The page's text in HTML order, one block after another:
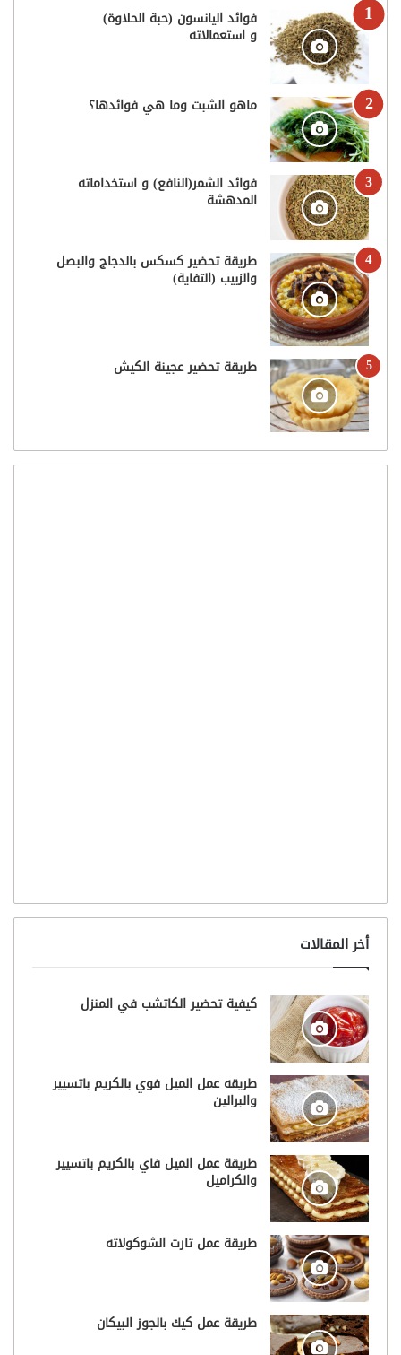
فوائد اليانسون (حبة الحلاوة)
و استعمالاته
ماهو الشبت وما هي فوائدها؟
فوائد الشمر(النافع) و استخداماته
المدهشة
طريقة تحضير كسكس بالدجاج والبصل
والزبيب (التفاية)
طريقة تحضير عجينة الكيش
أخر المقالات
كيفية تحضير الكاتشب في المنزل
طريقه عمل الميل فوي بالكريم باتسيير
والبرالين
طريقة عمل الميل فاي بالكريم باتسيير
والكراميل
طريقة عمل تارت الشوكولاته
طريقة عمل كيك بالجوز البيكان